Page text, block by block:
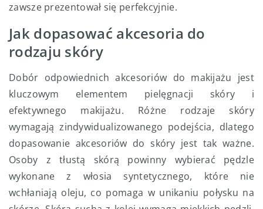
zawsze prezentował się perfekcyjnie.
Jak dopasować akcesoria do
rodzaju skóry
Dobór odpowiednich akcesoriów do makijażu jest
kluczowym elementem pielęgnacji skóry i
efektywnego makijażu. Różne rodzaje skóry
wymagają zindywidualizowanego podejścia, dlatego
dopasowanie akcesoriów do skóry jest tak ważne.
Osoby z tłustą skórą powinny wybierać pędzle
wykonane z włosia syntetycznego, które nie
wchłaniają oleju, co pomaga w unikaniu połysku na